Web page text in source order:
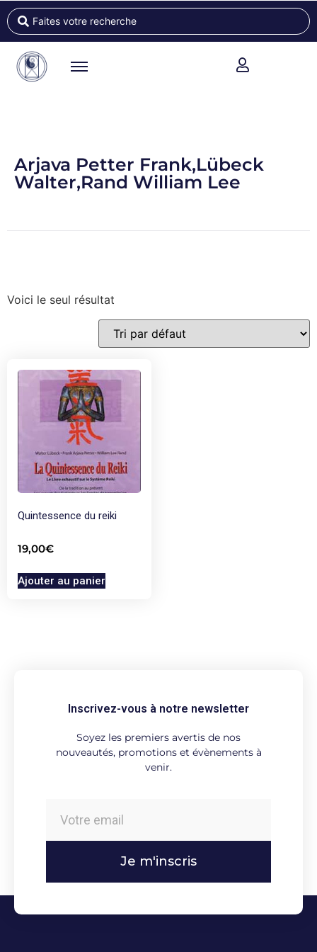
Arjava Petter Frank,Lübeck
Walter,Rand William Lee
Voici le seul résultat
Quintessence du reiki
19,00€
Ajouter au panier
Inscrivez-vous à notre newsletter
Soyez les premiers avertis de nos
nouveautés, promotions et évènements à
venir.
Je m'inscris